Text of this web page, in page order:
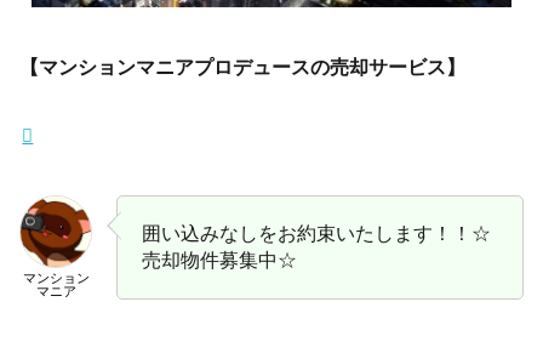
【マンションマニアプロデュースの売却サービス】
マンション
マニア
囲い込みなしをお約束いたします！！☆
売却物件募集中☆